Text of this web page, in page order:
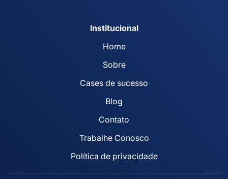
Institucional
Home
Sobre
Cases de sucesso
Blog
Contato
Trabalhe Conosco
Política de privacidade